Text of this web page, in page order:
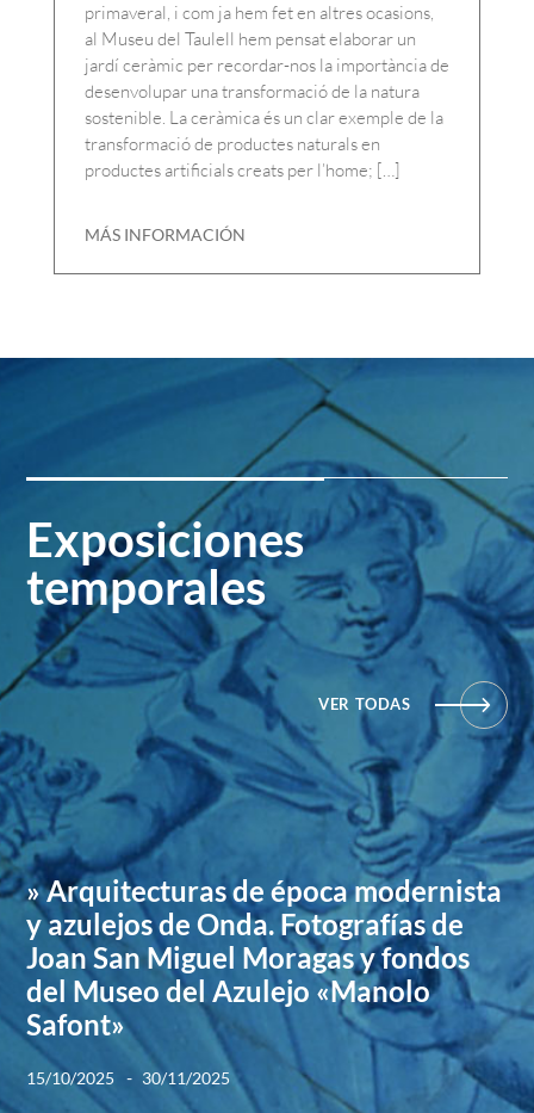
primaveral, i com ja hem fet en altres ocasions,
al Museu del Taulell hem pensat elaborar un
jardí ceràmic per recordar-nos la importància de
desenvolupar una transformació de la natura
sostenible. La ceràmica és un clar exemple de la
transformació de productes naturals en
productes artificials creats per l’home; […]
MÁS INFORMACIÓN
Exposiciones
temporales
VER TODAS
» Arquitecturas de época modernista
y azulejos de Onda. Fotografías de
Joan San Miguel Moragas y fondos
del Museo del Azulejo «Manolo
Safont»
15/10/2025 - 30/11/2025